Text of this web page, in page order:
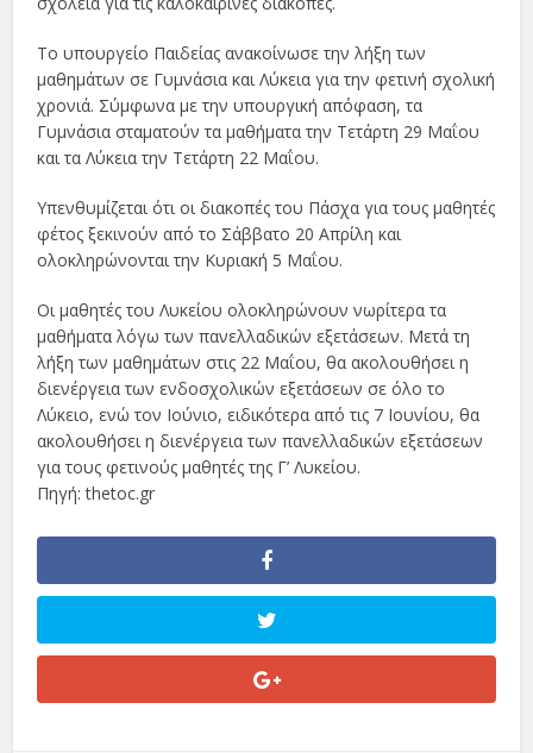
Το υπουργείο Παιδείας ανακοίνωσε την λήξη των
μαθημάτων σε Γυμνάσια και Λύκεια για την φετινή σχολική
χρονιά. Σύμφωνα με την υπουργική απόφαση, τα
Γυμνάσια σταματούν τα μαθήματα την Τετάρτη 29 Μαΐου
και τα Λύκεια την Τετάρτη 22 Μαΐου.
Υπενθυμίζεται ότι οι διακοπές του Πάσχα για τους μαθητές
φέτος ξεκινούν από το Σάββατο 20 Απρίλη και
ολοκληρώνονται την Κυριακή 5 Μαΐου.
Οι μαθητές του Λυκείου ολοκληρώνουν νωρίτερα τα
μαθήματα λόγω των πανελλαδικών εξετάσεων. Μετά τη
λήξη των μαθημάτων στις 22 Μαΐου, θα ακολουθήσει η
διενέργεια των ενδοσχολικών εξετάσεων σε όλο το
Λύκειο, ενώ τον Ιούνιο, ειδικότερα από τις 7 Ιουνίου, θα
ακολουθήσει η διενέργεια των πανελλαδικών εξετάσεων
για τους φετινούς μαθητές της Γ’ Λυκείου.
Πηγή: thetoc.gr